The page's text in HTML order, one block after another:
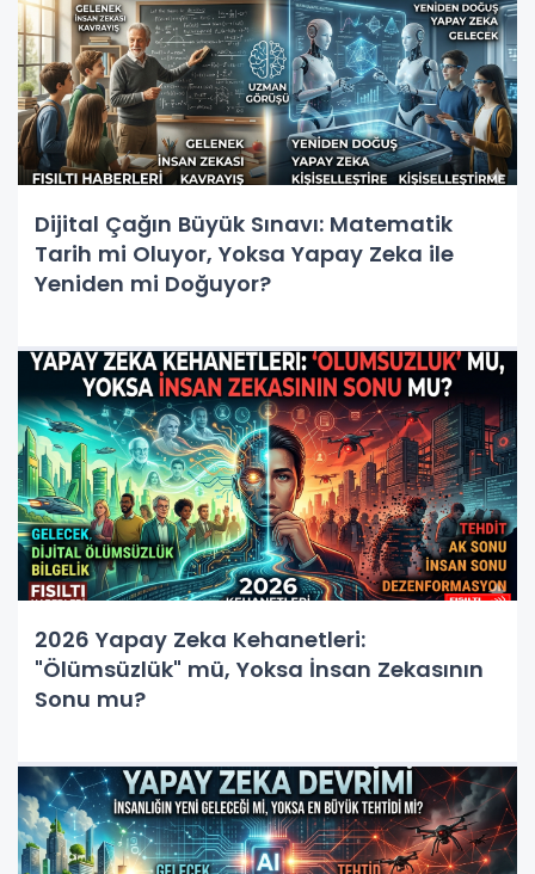
Dijital Çağın Büyük Sınavı: Matematik
Tarih mi Oluyor, Yoksa Yapay Zeka ile
Yeniden mi Doğuyor?
2026 Yapay Zeka Kehanetleri:
"Ölümsüzlük" mü, Yoksa İnsan Zekasının
Sonu mu?